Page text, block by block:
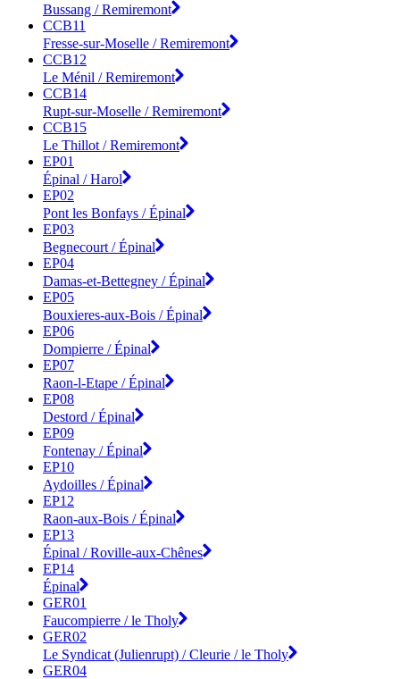
Bussang / Remiremont
CCB11
Fresse-sur-Moselle / Remiremont
CCB12
Le Ménil / Remiremont
CCB14
Rupt-sur-Moselle / Remiremont
CCB15
Le Thillot / Remiremont
EP01
Épinal / Harol
EP02
Pont les Bonfays / Épinal
EP03
Begnecourt / Épinal
EP04
Damas-et-Bettegney / Épinal
EP05
Bouxieres-aux-Bois / Épinal
EP06
Dompierre / Épinal
EP07
Raon-l-Etape / Épinal
EP08
Destord / Épinal
EP09
Fontenay / Épinal
EP10
Aydoilles / Épinal
EP12
Raon-aux-Bois / Épinal
EP13
Épinal / Roville-aux-Chênes
EP14
Épinal
GER01
Faucompierre / le Tholy
GER02
Le Syndicat (Julienrupt) / Cleurie / le Tholy
GER04